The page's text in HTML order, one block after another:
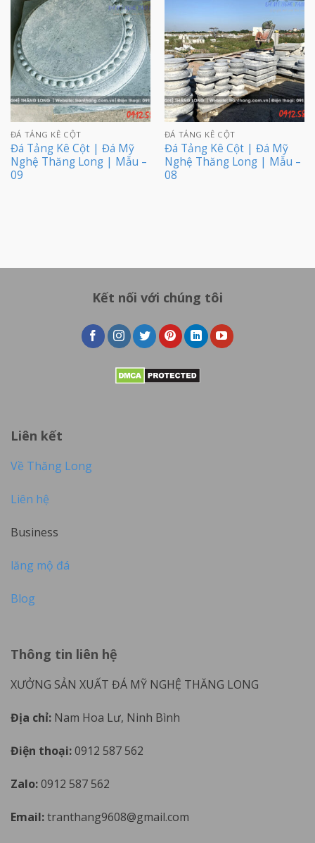
ĐÁ TẢNG KÊ CỘT
Đá Tảng Kê Cột | Đá Mỹ
Nghệ Thăng Long | Mẫu –
09
ĐÁ TẢNG KÊ CỘT
Đá Tảng Kê Cột | Đá Mỹ
Nghệ Thăng Long | Mẫu –
08
Kết nối với chúng tôi
Liên kết
Về Thăng Long
Liên hệ
Business
lăng mộ đá
Blog
Thông tin liên hệ
XƯỞNG SẢN XUẤT ĐÁ MỸ NGHỆ THĂNG LONG
Địa chỉ: Nam Hoa Lư, Ninh Bình
Điện thoại:0912 587 562
Zalo:0912 587 562
Email:tranthang9608@gmail.com